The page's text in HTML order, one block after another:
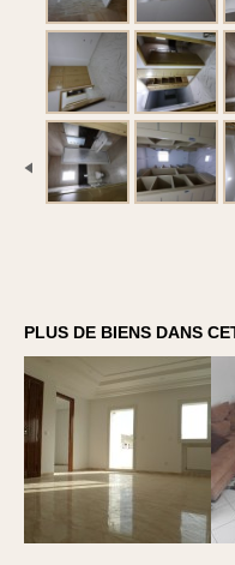
PLUS DE BIENS DANS